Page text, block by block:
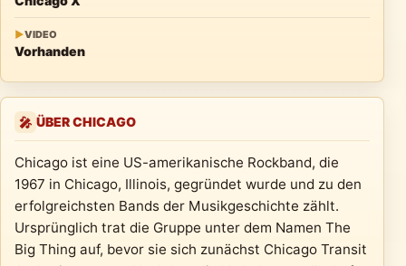
▶VIDEO
Vorhanden
🎤 ÜBER CHICAGO
Chicago ist eine US-amerikanische Rockband, die
1967 in Chicago, Illinois, gegründet wurde und zu den
erfolgreichsten Bands der Musikgeschichte zählt.
Ursprünglich trat die Gruppe unter dem Namen The
Big Thing auf, bevor sie sich zunächst Chicago Transit